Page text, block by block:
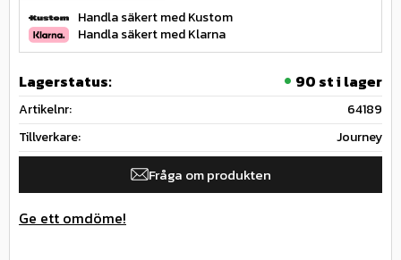
Handla säkert med Kustom
Handla säkert med Klarna
Lagerstatus 90 st i lager
Artikelnr
64189
Tillverkare
Journey
Fråga om produkten
Ge ett omdöme!